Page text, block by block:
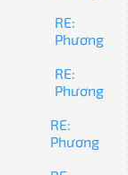
RE:
Phương
RE:
Phương
RE:
Phương